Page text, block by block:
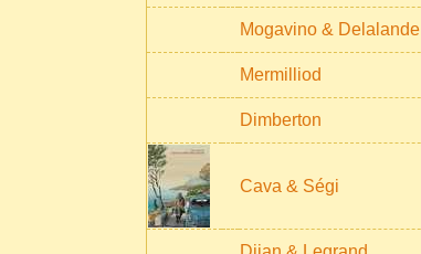
Mogavino & Delalande
Mermilliod
Dimberton
Cava & Ségi